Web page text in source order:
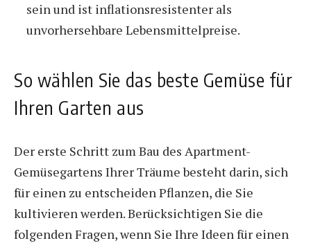
sein und ist inflationsresistenter als
unvorhersehbare Lebensmittelpreise.
So wählen Sie das beste Gemüse für
Ihren Garten aus
Der erste Schritt zum Bau des Apartment-
Gemüsegartens Ihrer Träume besteht darin, sich
für einen zu entscheiden Pflanzen, die Sie
kultivieren werden. Berücksichtigen Sie die
folgenden Fragen, wenn Sie Ihre Ideen für einen